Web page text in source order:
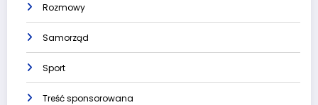
Rozmowy
Samorząd
Sport
Treść sponsorowana